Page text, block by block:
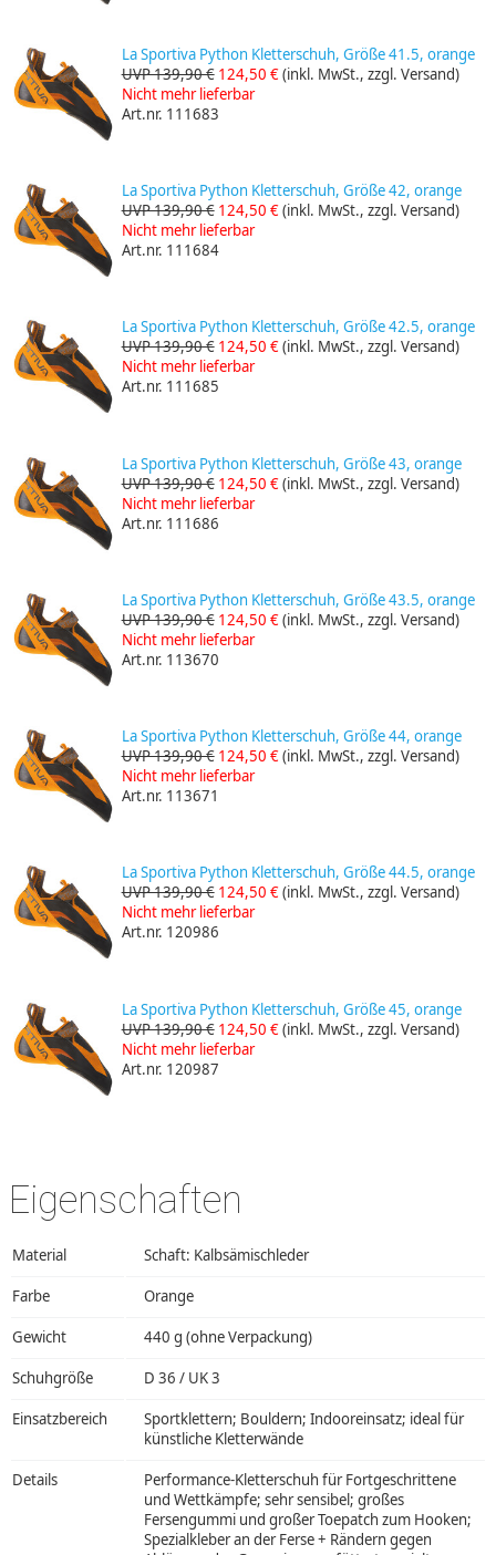
La Sportiva Python Kletterschuh, Größe 41.5, orange
UVP 139,90 € 124,50 €(inkl. MwSt., zzgl. Versand)
Nicht mehr lieferbar
Art.nr. 111683
La Sportiva Python Kletterschuh, Größe 42, orange
UVP 139,90 € 124,50 €(inkl. MwSt., zzgl. Versand)
Nicht mehr lieferbar
Art.nr. 111684
La Sportiva Python Kletterschuh, Größe 42.5, orange
UVP 139,90 € 124,50 €(inkl. MwSt., zzgl. Versand)
Nicht mehr lieferbar
Art.nr. 111685
La Sportiva Python Kletterschuh, Größe 43, orange
UVP 139,90 € 124,50 €(inkl. MwSt., zzgl. Versand)
Nicht mehr lieferbar
Art.nr. 111686
La Sportiva Python Kletterschuh, Größe 43.5, orange
UVP 139,90 € 124,50 €(inkl. MwSt., zzgl. Versand)
Nicht mehr lieferbar
Art.nr. 113670
La Sportiva Python Kletterschuh, Größe 44, orange
UVP 139,90 € 124,50 €(inkl. MwSt., zzgl. Versand)
Nicht mehr lieferbar
Art.nr. 113671
La Sportiva Python Kletterschuh, Größe 44.5, orange
UVP 139,90 € 124,50 €(inkl. MwSt., zzgl. Versand)
Nicht mehr lieferbar
Art.nr. 120986
La Sportiva Python Kletterschuh, Größe 45, orange
UVP 139,90 € 124,50 €(inkl. MwSt., zzgl. Versand)
Nicht mehr lieferbar
Art.nr. 120987
Eigenschaften
Material Schaft: Kalbsämischleder
Farbe Orange
Gewicht 440 g (ohne Verpackung)
Schuhgröße D 36 / UK 3
Einsatzbereich
Sportklettern; Bouldern; Indooreinsatz; ideal für
künstliche Kletterwände
Details
Performance-Kletterschuh für Fortgeschrittene
und Wettkämpfe; sehr sensibel; großes
Fersengummi und großer Toepatch zum Hooken;
Spezialkleber an der Ferse + Rändern gegen